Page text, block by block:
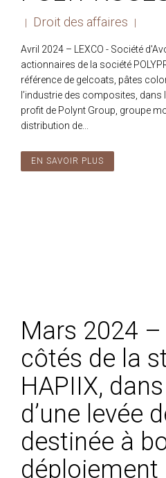
Droit des affaires
Avril 2024 – LEXCO - Société
actionnaires de la société
référence de gelcoats, pâtes
l’industrie des composites,
profit de Polynt Group, groupe
distribution de...
EN SAVOIR PLUS
Mars 2024 –
côtés de la
HAPIIX,
d’une levée
destinée à
déploiement